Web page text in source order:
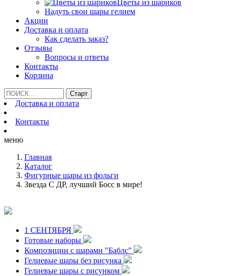
Цветы из шариков
Надуть свои шары гелием
Акции
Доставка и оплата
Как сделать заказ?
Отзывы
Вопросы и ответы
Контакты
Корзина
Доставка и оплата
Контакты
меню
Главная
Каталог
Фигурные шары из фольги
Звезда С ДР, лучший Босс в мире!
1 СЕНТЯБРЯ
Готовые наборы
Композиции с шарами "Баблс"
Гелиевые шары без рисунка
Гелиевые шары с рисунком